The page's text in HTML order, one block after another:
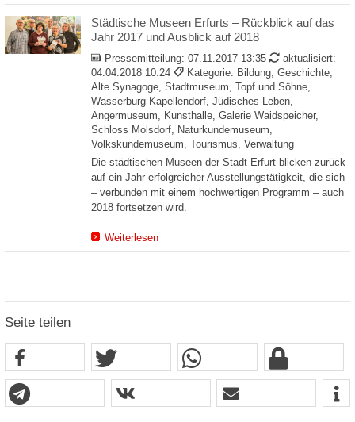
Städtische Museen Erfurts – Rückblick auf das
Jahr 2017 und Ausblick auf 2018
Pressemitteilung: 07.11.2017 13:35
aktualisiert:
04.04.2018 10:24
Kategorie: Bildung, Geschichte,
Alte Synagoge, Stadtmuseum, Topf und Söhne,
Wasserburg Kapellendorf, Jüdisches Leben,
Angermuseum, Kunsthalle, Galerie Waidspeicher,
Schloss Molsdorf, Naturkundemuseum,
Volkskundemuseum, Tourismus, Verwaltung
Die städtischen Museen der Stadt Erfurt blicken zurück
auf ein Jahr erfolgreicher Ausstellungstätigkeit, die sich
– verbunden mit einem hochwertigen Programm – auch
2018 fortsetzen wird.
Weiterlesen
Seite teilen